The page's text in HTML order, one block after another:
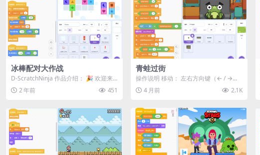
冰棒配对大作战
D-ScratchNinja 作品介绍： 🎉 欢迎来
到《冰棒配对大作战》！ 🍦 ...
2 年前 451
青蛙过街
操作说明 移动： 左右方向键（← / →）
控制青蛙左右移动 跳跃前进： 按上方
向...4 月前 2.1K